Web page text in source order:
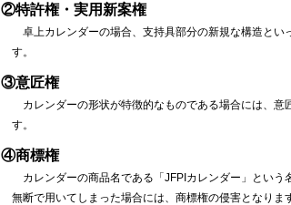
②特許権・実用新案権
卓上カレンダーの場合、支持具部分の新規な構造と
す。
③意匠権
カレンダーの形状が特徴的なものである場合には、
す。
④商標権
カレンダーの商品名である「JFPIカレンダー」という
無断で用いてしまった場合には、商標権の侵害となりま